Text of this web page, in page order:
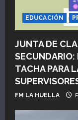
n
t
r
a
d
EDUCACIÓN
JUNTA DE
SECUNDARIO:
TACHA PARA
FM LA HUELLA